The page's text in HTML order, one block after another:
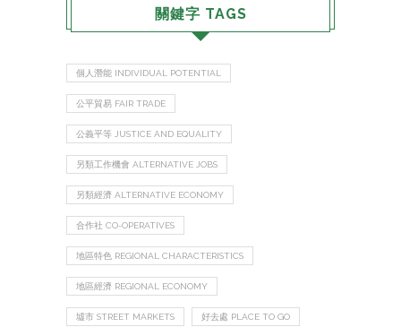
關鍵字 TAGS
個人潛能 INDIVIDUAL POTENTIAL
公平貿易 FAIR TRADE
公義平等 JUSTICE AND EQUALITY
另類工作機會 ALTERNATIVE JOBS
另類經濟 ALTERNATIVE ECONOMY
合作社 CO-OPERATIVES
地區特色 REGIONAL CHARACTERISTICS
地區經濟 REGIONAL ECONOMY
墟市 STREET MARKETS 好去處 PLACE TO GO